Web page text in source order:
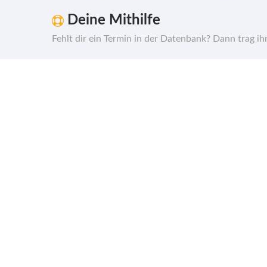
Deine Mithilfe
Fehlt dir ein Termin in der Datenbank? Dann trag